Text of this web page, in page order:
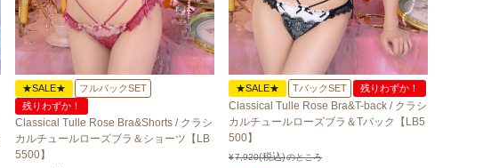
★SALE★
フルバックSET
残りわずか！
Classical Tulle Rose Bra&Shorts / クラシ
カルチュールローズブラ＆ショーツ【LB
5500】
★SALE★ TバックSET 残りわずか！
Classical Tulle Rose Bra&T-back / クラシ
カルチュールローズブラ＆Tバック【LB5
500】
¥7,920 のところ